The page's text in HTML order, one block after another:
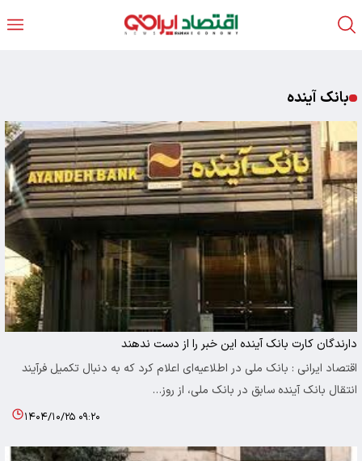
بانک آینده
دارندگان کارت بانک آینده این خبر را از دست ندهند
اقتصاد ایرانی : بانک ملی در اطلاعیه‌ای اعلام کرد که به دنبال تکمیل فرآیند
انتقال بانک آینده سابق در بانک ملی، از روز…
۱۴۰۴/۱۰/۲۵ ۰۹:۲۰